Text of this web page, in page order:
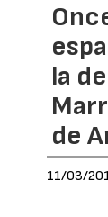
la
de
11/03/